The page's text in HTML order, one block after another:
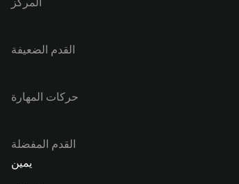
القدم الضعيفة
حركات المهارة
القدم المفضلة
يمين